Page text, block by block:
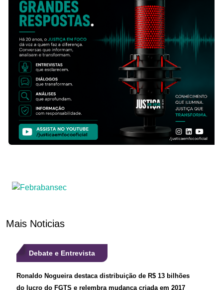
Mais Noticias
Debate e Entrevista
Ronaldo Nogueira destaca distribuição de R$ 13 bilhões
do lucro do FGTS e relembra mudança criada em 2017